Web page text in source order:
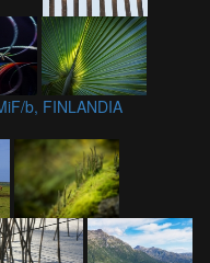
b, FINLANDIA